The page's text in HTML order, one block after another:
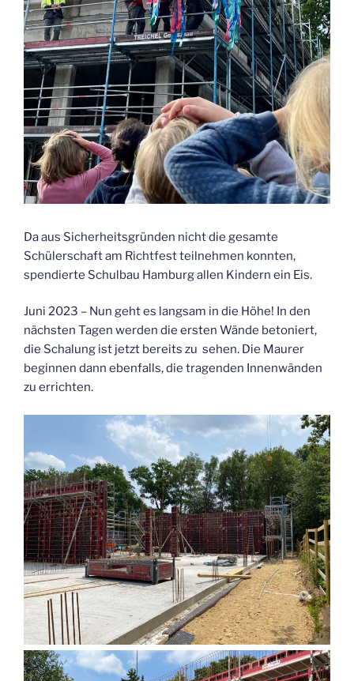
Da aus Sicherheitsgründen nicht die gesamte
Schülerschaft am Richtfest teilnehmen konnten,
spendierte Schulbau Hamburg allen Kindern ein Eis.
Juni 2023 – Nun geht es langsam in die Höhe! In den
nächsten Tagen werden die ersten Wände betoniert,
die Schalung ist jetzt bereits zu sehen. Die Maurer
beginnen dann ebenfalls, die tragenden Innenwänden
zu errichten.